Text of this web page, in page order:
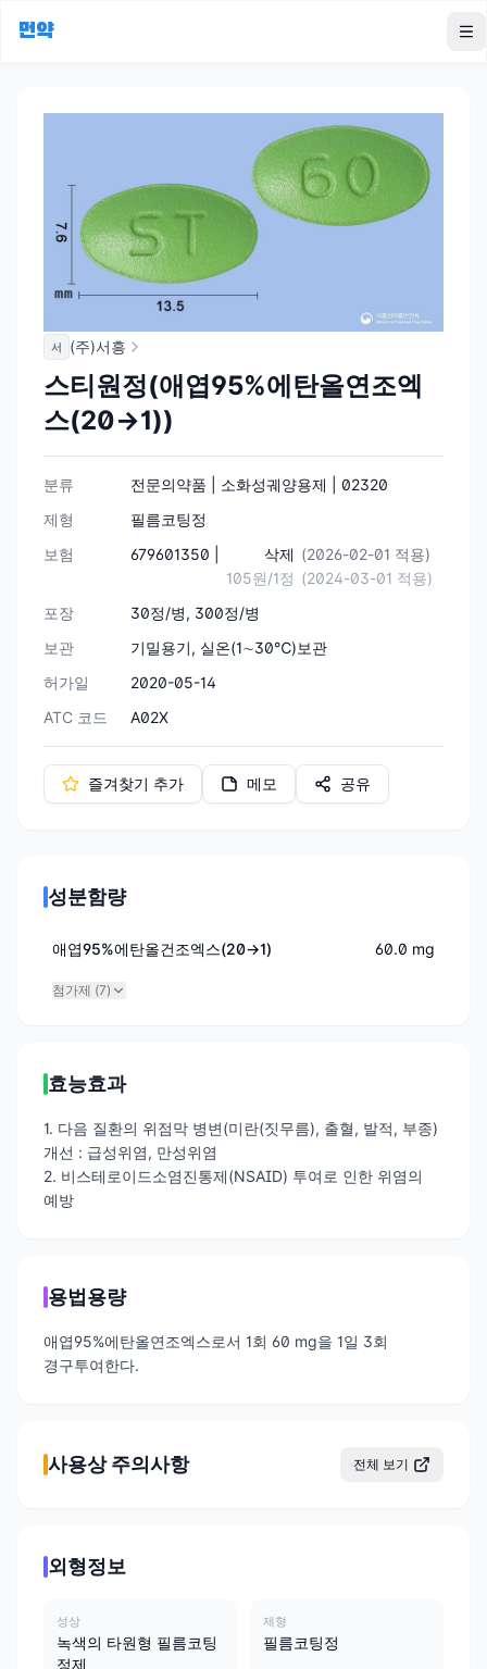
먼약
서 (주)서흥
스티원정(애엽95%에탄올연조엑
스(20→1))
분류
전문의약품 | 소화성궤양용제 | 02320
제형
필름코팅정
보험
679601350 | 삭제 (2026-02-01 적용)
105원/1정 (2024-03-01 적용)
포장
30정/병, 300정/병
보관
기밀용기, 실온(1∼30℃)보관
허가일
2020-05-14
ATC 코드
A02X
즐겨찾기 추가 메모 공유
성분함량
애엽95%에탄올건조엑스(20→1) 60.0 mg
첨가제 (7)
효능효과
1. 다음 질환의 위점막 병변(미란(짓무름), 출혈, 발적, 부종)
개선 : 급성위염, 만성위염
2. 비스테로이드소염진통제(NSAID) 투여로 인한 위염의
예방
용법용량
애엽95%에탄올연조엑스로서 1회 60 mg을 1일 3회
경구투여한다.
사용상 주의사항 전체 보기
외형정보
성상
녹색의 타원형 필름코팅
정제
제형
필름코팅정